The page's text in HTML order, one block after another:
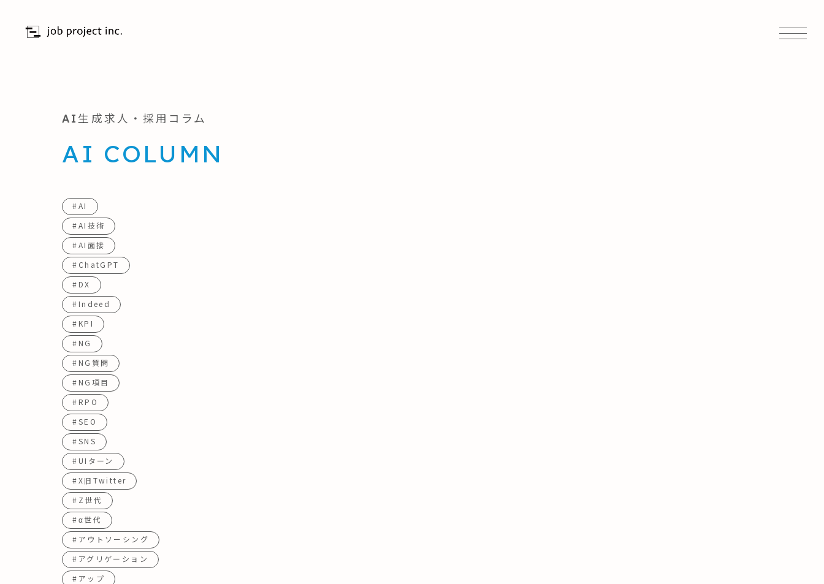
AI生成求人・採用コラム
AI COLUMN
#AI
#AI技術
#AI面接
#ChatGPT
#DX
#Indeed
#KPI
#NG
#NG質問
#NG項目
#RPO
#SEO
#SNS
#UIターン
#X旧Twitter
#Z世代
#α世代
#アウトソーシング
#アグリゲーション
#アップ